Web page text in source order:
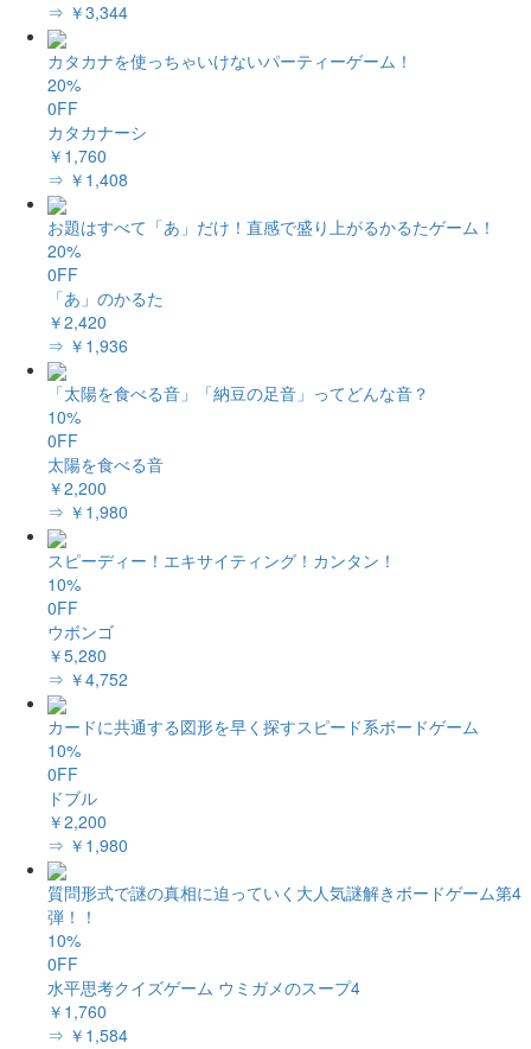
⇒ ￥3,344
カタカナを使っちゃいけないパーティーゲーム！
20%
0FF
カタカナーシ
￥1,760
⇒ ￥1,408
お題はすべて「あ」だけ！直感で盛り上がるかるたゲーム！
20%
0FF
「あ」のかるた
￥2,420
⇒ ￥1,936
「太陽を食べる音」「納豆の足音」ってどんな音？
10%
0FF
太陽を食べる音
￥2,200
⇒ ￥1,980
スピーディー！エキサイティング！カンタン！
10%
0FF
ウボンゴ
￥5,280
⇒ ￥4,752
カードに共通する図形を早く探すスピード系ボードゲーム
10%
0FF
ドブル
￥2,200
⇒ ￥1,980
質問形式で謎の真相に迫っていく大人気謎解きボードゲーム第4
弾！！
10%
0FF
水平思考クイズゲーム ウミガメのスープ4
￥1,760
⇒ ￥1,584